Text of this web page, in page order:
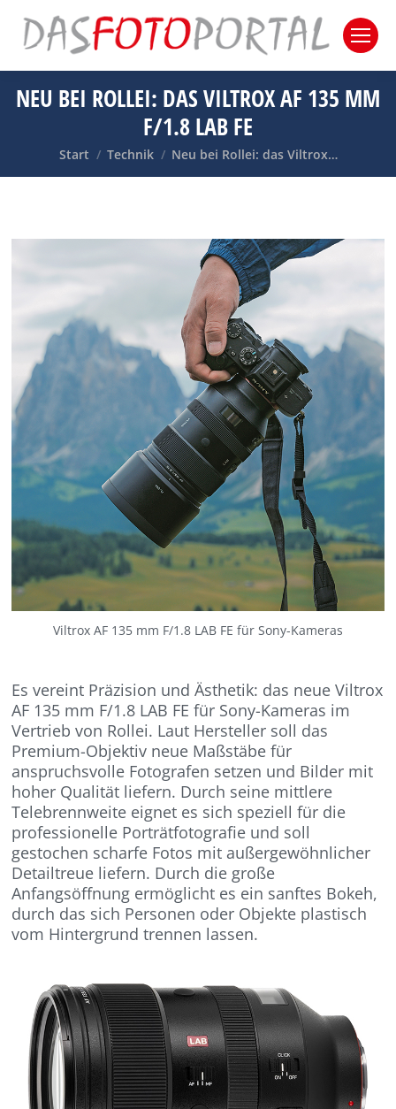
NEU BEI ROLLEI: DAS VILTROX AF 135 MM
F/1.8 LAB FE
Sie befinden sich hier:
Start Technik Neu bei Rollei: das Viltrox…
Viltrox AF 135 mm F/1.8 LAB FE für Sony-Kameras
Es vereint Präzision und Ästhetik: das neue Viltrox
AF 135 mm F/1.8 LAB FE für Sony-Kameras im
Vertrieb von Rollei. Laut Hersteller soll das
Premium-Objektiv neue Maßstäbe für
anspruchsvolle Fotografen setzen und Bilder mit
hoher Qualität liefern. Durch seine mittlere
Telebrennweite eignet es sich speziell für die
professionelle Porträtfotografie und soll
gestochen scharfe Fotos mit außergewöhnlicher
Detailtreue liefern. Durch die große
Anfangsöffnung ermöglicht es ein sanftes Bokeh,
durch das sich Personen oder Objekte plastisch
vom Hintergrund trennen lassen.